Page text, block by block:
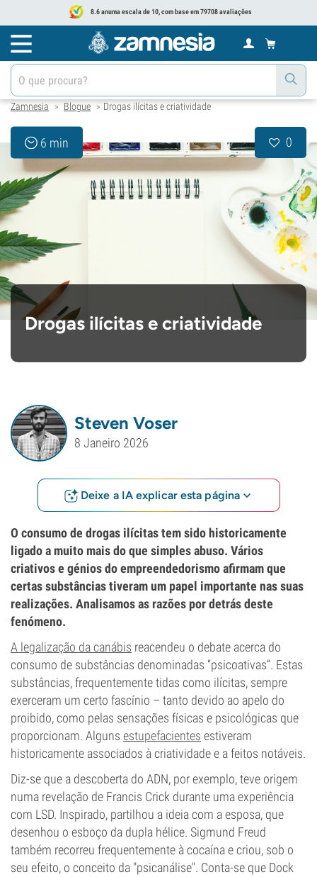
8.6 anuma escala de 10, com base em 79708 avaliações
Zamnesia > Blogue > Drogas ilícitas e criatividade
6 min 0
Drogas ilícitas e criatividade
Steven Voser
8 Janeiro 2026
Deixe a IA explicar esta página
O consumo de drogas ilícitas tem sido historicamente
ligado a muito mais do que simples abuso. Vários
criativos e génios do empreendedorismo afirmam que
certas substâncias tiveram um papel importante nas suas
realizações. Analisamos as razões por detrás deste
fenómeno.
A legalização da canábis reacendeu o debate acerca do
consumo de substâncias denominadas “psicoativas”. Estas
substâncias, frequentemente tidas como ilícitas, sempre
exerceram um certo fascínio – tanto devido ao apelo do
proibido, como pelas sensações físicas e psicológicas que
proporcionam. Alguns estupefacientes estiveram
historicamente associados à criatividade e a feitos notáveis.
Diz-se que a descoberta do ADN, por exemplo, teve origem
numa revelação de Francis Crick durante uma experiência
com LSD. Inspirado, partilhou a ideia com a esposa, que
desenhou o esboço da dupla hélice. Sigmund Freud
também recorreu frequentemente à cocaína e criou, sob o
seu efeito, o conceito da "psicanálise". Conta-se que Dock